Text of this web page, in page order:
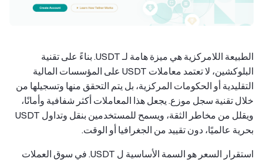
الطبيعة اللامركزية هي ميزة هامة لـ USDT. بناءً على تقنية
البلوكشين، لا تعتمد معاملات USDT على المؤسسات المالية
التقليدية أو الحكومات المركزية، بل يتم التحقق منها وتسجيلها من
خلال تقنية سجل موزع. يجعل هذا المعاملات أكثر شفافية وأمانًا،
ويقلل من مخاطر الثقة، ويسمح للمستخدمين بنقل وتداول USDT
بحرية عالميًا، دون تقييد من الجغرافيا أو الوقت.
استقرار السعر هو السمة الأساسية ل USDT. في سوق العملات